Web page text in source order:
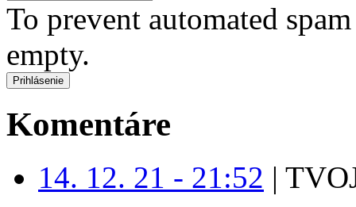
To prevent automated
empty.
Komentáre
14. 12. 21 - 21:52 |